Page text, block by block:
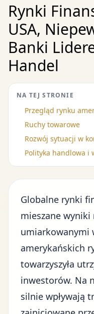
Rynki
USA,
Banki
Handel
NA TEJ STRONIE
Przegląd rynku
Ruchy towarowe
Rozwój sytuacji w
Polityka handlowa i
Globalne rynki
mieszane wyniki
umiarkowanymi
amerykańskich
towarzyszyła
inwestorów. Na
silnie wpływają